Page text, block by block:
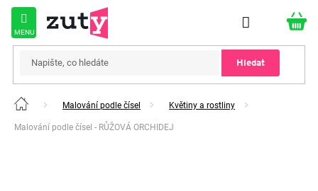
Přejít
obsah
Hledat
Domů Malování podle čísel Květiny a rostliny
Malování podle čísel - RŮŽOVÁ ORCHIDEJ